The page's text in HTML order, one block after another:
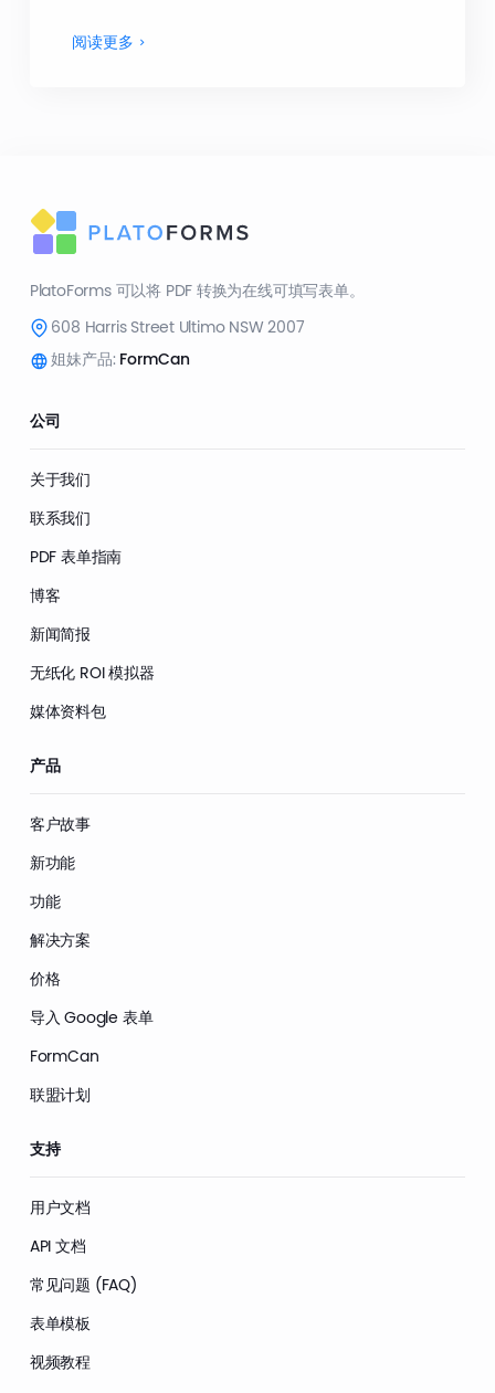
阅读更多
PlatoForms 可以将 PDF 转换为在线可填写表单。
608 Harris Street Ultimo NSW 2007
姐妹产品: FormCan
公司
关于我们
联系我们
PDF 表单指南
博客
新闻简报
无纸化 ROI 模拟器
媒体资料包
产品
客户故事
新功能
功能
解决方案
价格
导入 Google 表单
FormCan
联盟计划
支持
用户文档
API 文档
常见问题 (FAQ)
表单模板
视频教程